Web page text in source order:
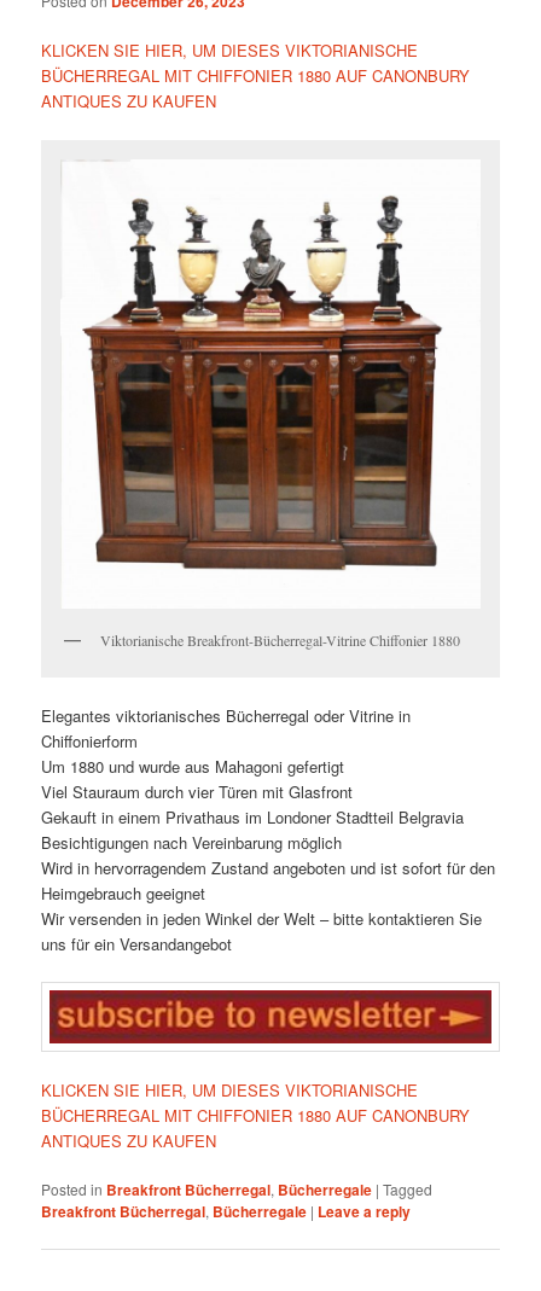
KLICKEN SIE HIER, UM DIESES VIKTORIANISCHE
BÜCHERREGAL MIT CHIFFONIER 1880 AUF CANONBURY
ANTIQUES ZU KAUFEN
Viktorianische Breakfront-Bücherregal-Vitrine Chiffonier 1880
Elegantes viktorianisches Bücherregal oder Vitrine in
Chiffonierform
Um 1880 und wurde aus Mahagoni gefertigt
Viel Stauraum durch vier Türen mit Glasfront
Gekauft in einem Privathaus im Londoner Stadtteil Belgravia
Besichtigungen nach Vereinbarung möglich
Wird in hervorragendem Zustand angeboten und ist sofort für den
Heimgebrauch geeignet
Wir versenden in jeden Winkel der Welt – bitte kontaktieren Sie
uns für ein Versandangebot
KLICKEN SIE HIER, UM DIESES VIKTORIANISCHE
BÜCHERREGAL MIT CHIFFONIER 1880 AUF CANONBURY
ANTIQUES ZU KAUFEN
Posted in Breakfront Bücherregal, Bücherregale |Tagged
Breakfront Bücherregal, Bücherregale | Leave a reply